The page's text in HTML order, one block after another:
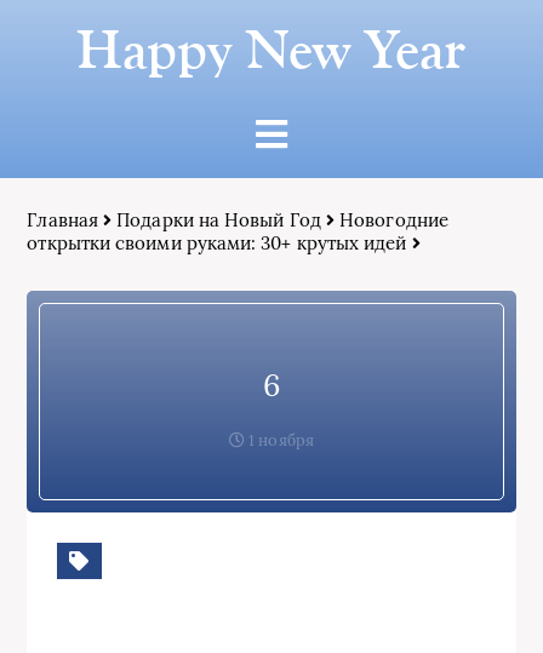
Happy New Year
Главная Подарки на Новый Год
Новогодние
открытки своими руками: 30+ крутых идей
6
1 ноября